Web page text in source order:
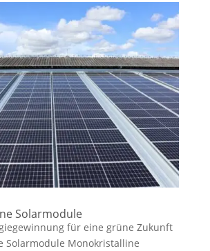
Solarmodule
für eine grüne Zukunft
Solarmodule Monokristalline